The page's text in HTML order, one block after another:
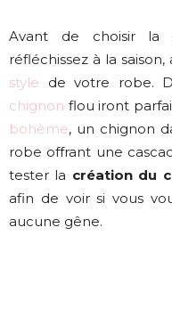
Avant de choisir la
réfléchissez à la
style de votre robe.
chignon flou iront
bohème, un chignon
robe offrant une
tester la création du
afin de voir si vous
aucune gêne.